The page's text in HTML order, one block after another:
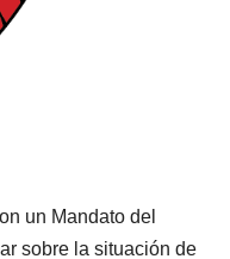
un Mandato del
sobre la situación de